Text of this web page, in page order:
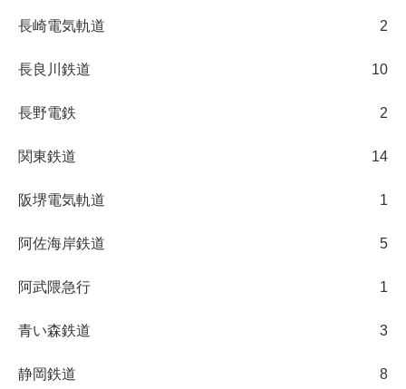
長崎電気軌道 2
長良川鉄道 10
長野電鉄 2
関東鉄道 14
阪堺電気軌道 1
阿佐海岸鉄道 5
阿武隈急行 1
青い森鉄道 3
静岡鉄道 8